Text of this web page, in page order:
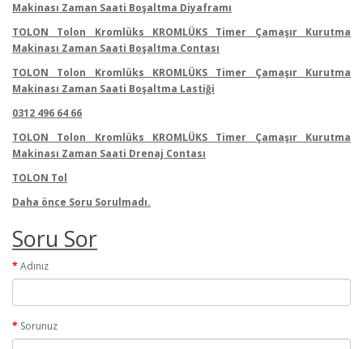
Makinası Zaman Saati Boşaltma Diyaframı
TOLON Tolon Kromlüks KROMLÜKS Timer Çamaşır Kurutma
Makinası Zaman Saati Boşaltma Contası
TOLON Tolon Kromlüks KROMLÜKS Timer Çamaşır Kurutma
Makinası Zaman Saati Boşaltma Lastiği
0312 496 64 66
TOLON Tolon Kromlüks KROMLÜKS Timer Çamaşır Kurutma
Makinası Zaman Saati Drenaj Contası
TOLON Tol
Daha önce Soru Sorulmadı.
Soru Sor
Adınız
Sorunuz